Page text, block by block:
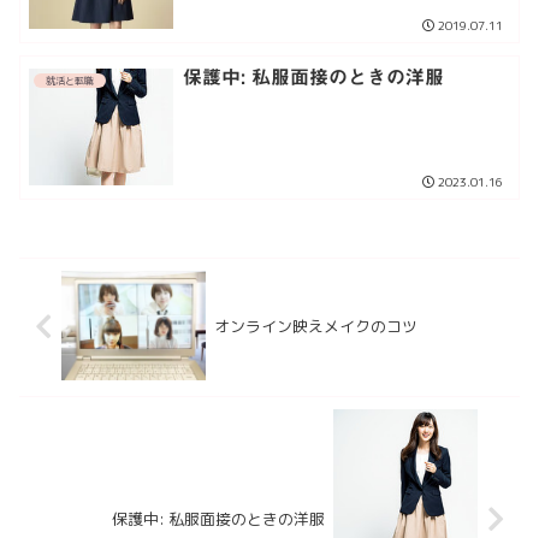
2019.07.11
就活と転職 保護中: 私服面接のときの洋服
2023.01.16
オンライン映えメイクのコツ
保護中: 私服面接のときの洋服